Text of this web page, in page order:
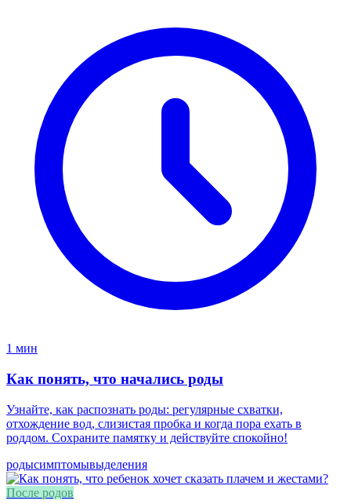
1 мин
Как понять, что начались роды
Узнайте, как распознать роды: регулярные схватки,
отхождение вод, слизистая пробка и когда пора ехать в
роддом. Сохраните памятку и действуйте спокойно!
родысимптомывыделения
После родов